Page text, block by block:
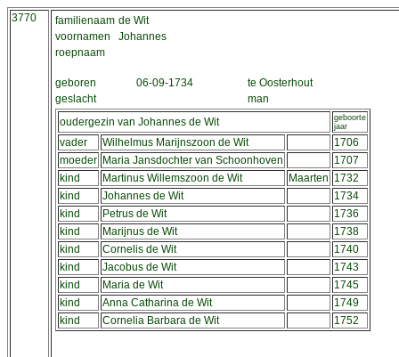
3770 familienaam de Wit
voornamen
Johannes
roepnaam
geboren 06-09-1734
te Oosterhout
geslacht
man
oudergezin van Johannes de Wit
geboorte
jaar
vader Wilhelmus Marijnszoon de Wit
1706
moeder Maria Jansdochter van Schoonhoven
1707
kind
Martinus Willemszoon de Wit Maarten 1732
kind
Johannes de Wit
1734
kind
Petrus de Wit
1736
kind
Marijnus de Wit
1738
kind
Cornelis de Wit
1740
kind
Jacobus de Wit
1743
kind
Maria de Wit
1745
kind
Anna Catharina de Wit
1749
kind
Cornelia Barbara de Wit 1752